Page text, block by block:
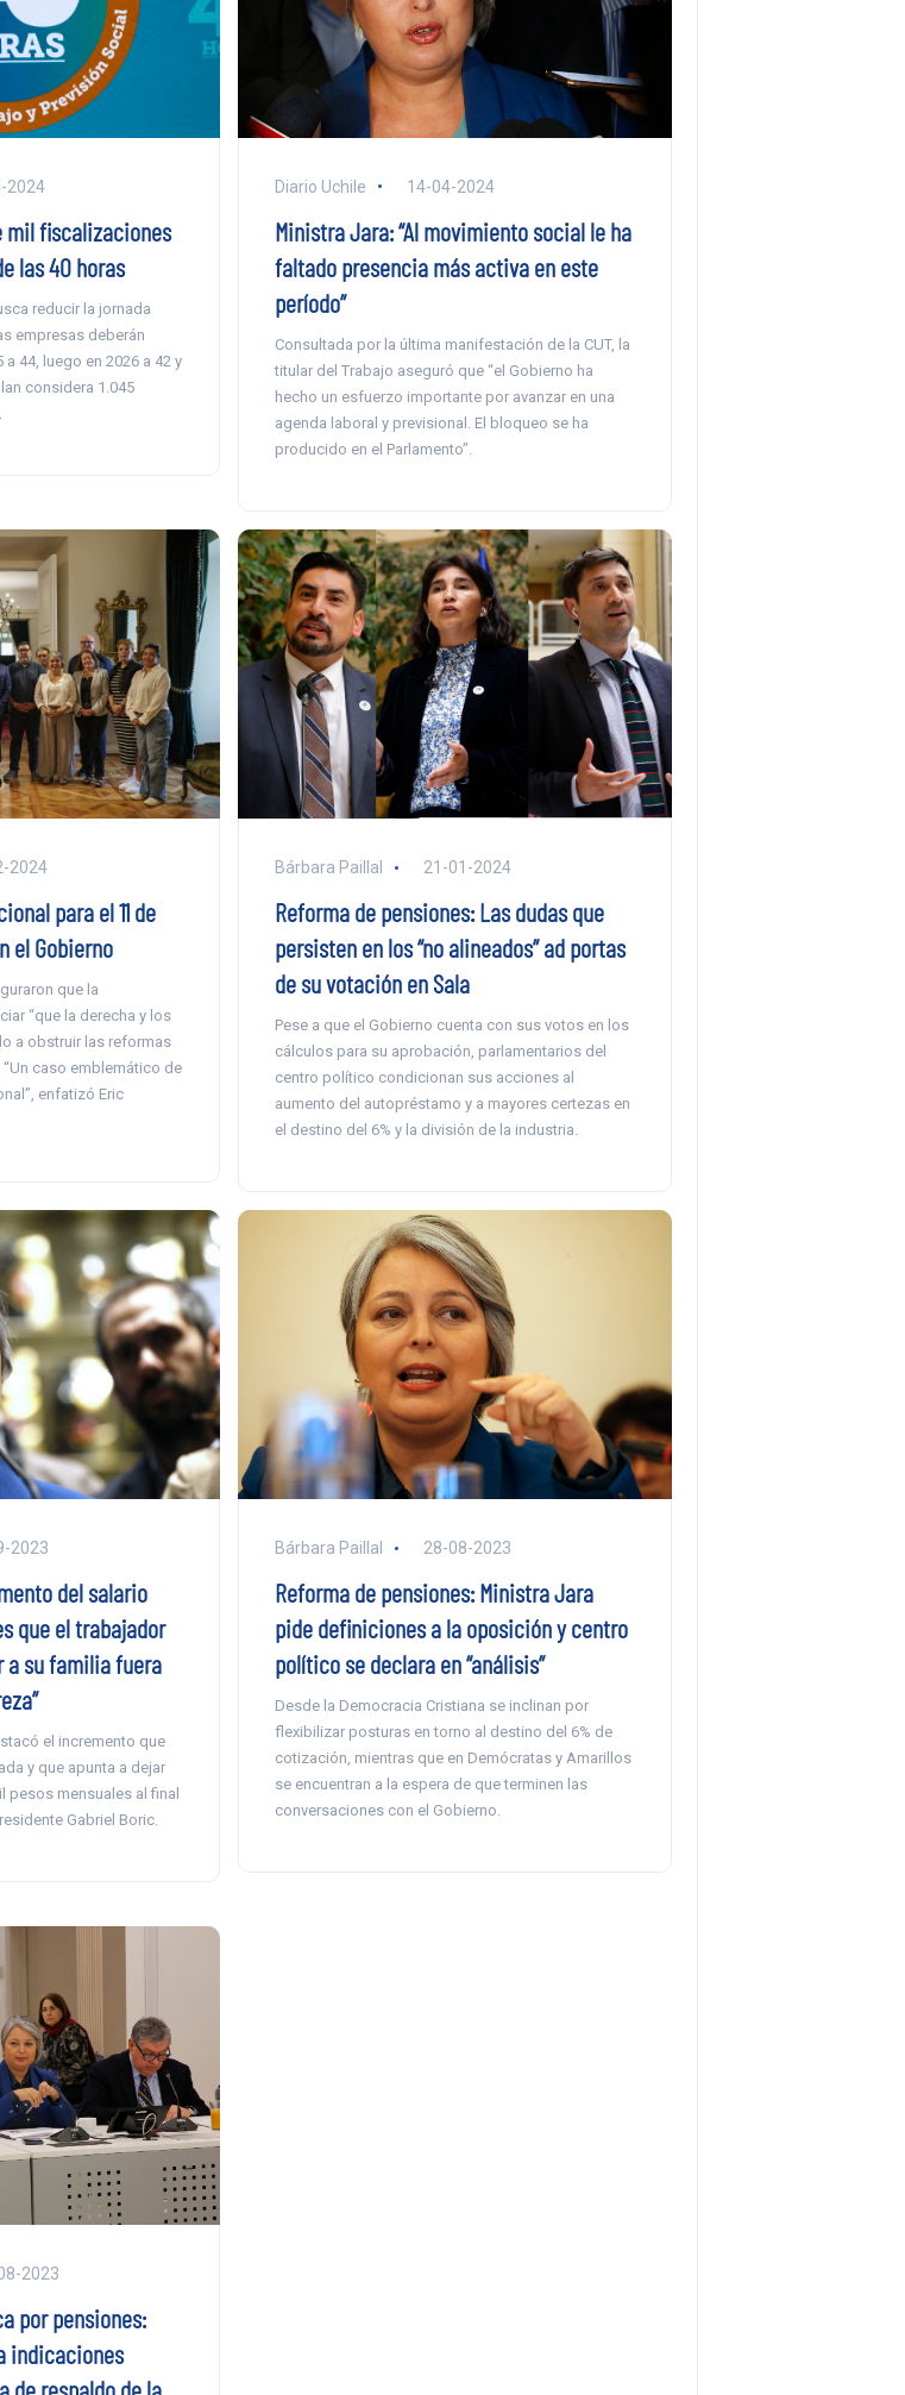
2024
mil fiscalizaciones
las 40 horas
reducir la jornada
empresas deberán
44, luego en 2026 a 42 y
considera 1.045
Diario Uchile 14-04-2024
Ministra Jara: “Al movimiento social le ha
faltado presencia más activa en este
período”
Consultada por la última manifestación de la CUT, la
titular del Trabajo aseguró que “el Gobierno ha
hecho un esfuerzo importante por avanzar en una
agenda laboral y previsional. El bloqueo se ha
producido en el Parlamento”.
2024
para el 11 de
el Gobierno
que la
“que la derecha y los
a obstruir las reformas
caso emblemático de
enfatizó Eric
Bárbara Paillal 21-01-2024
Reforma de pensiones: Las dudas que
persisten en los “no alineados” ad portas
de su votación en Sala
Pese a que el Gobierno cuenta con sus votos en los
cálculos para su aprobación, parlamentarios del
centro político condicionan sus acciones al
aumento del autopréstamo y a mayores certezas en
el destino del 6% y la división de la industria.
2023
del salario
que el trabajador
a su familia fuera
el incremento que
y que apunta a dejar
pesos mensuales al final
Gabriel Boric.
Bárbara Paillal 28-08-2023
Reforma de pensiones: Ministra Jara
pide definiciones a la oposición y centro
político se declara en “análisis”
Desde la Democracia Cristiana se inclinan por
flexibilizar posturas en torno al destino del 6% de
cotización, mientras que en Demócratas y Amarillos
se encuentran a la espera de que terminen las
conversaciones con el Gobierno.
2023
por pensiones:
indicaciones